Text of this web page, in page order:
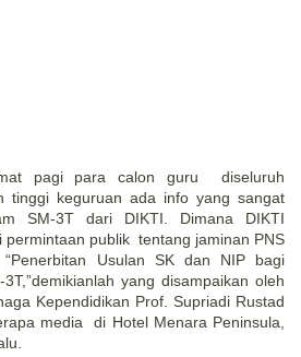
pagi para calon guru
diseluruh
tinggi keguruan ada info yang sangat
SM-3T dari DIKTI. Dimana DIKTI
permintaan publik tentang jaminan PNS
Usulan SK dan NIP bagi
yang disampaikan oleh
Kependidikan Prof. Supriadi Rustad
media
di Hotel Menara Peninsula,